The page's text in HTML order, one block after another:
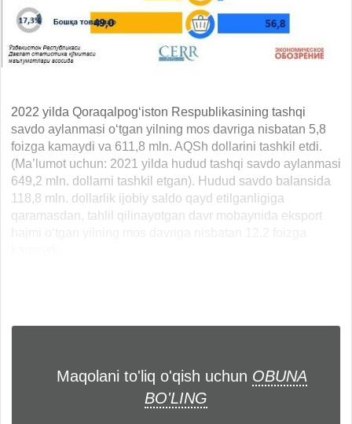
2022 yilda Qoraqalpog‘iston Respublikasining tashqi
savdo aylanmasi o‘tgan yilning mos davriga nisbatan 5,8
foizga kamaydi va 611,8 mln. AQSh dollarini tashkil etdi.
(Ma’lumot uchun: 2021 yilda hudud tashqi savdo aylanmasi
649,2 mln. dollarni tashkil etgan). Hudud savdo balansida
118,8 mln. dollarlik ijobiy saldo qayd etilganligiga
qaramasdan, tahlil qilinayotgan davr mobaynida eksport
Maqolani to'liq o'qish uchun OBUNA
BO'LING